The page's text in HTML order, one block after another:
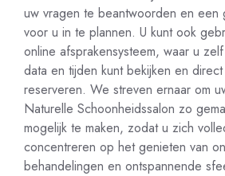
uw vragen te beantwoorden en een
voor u in te plannen. U kunt ook
online afsprakensysteem, waar u
data en tijden kunt bekijken en
reserveren. We streven ernaar om
Naturelle Schoonheidssalon zo
mogelijk te maken, zodat u zich
concentreren op het genieten van
behandelingen en ontspannende